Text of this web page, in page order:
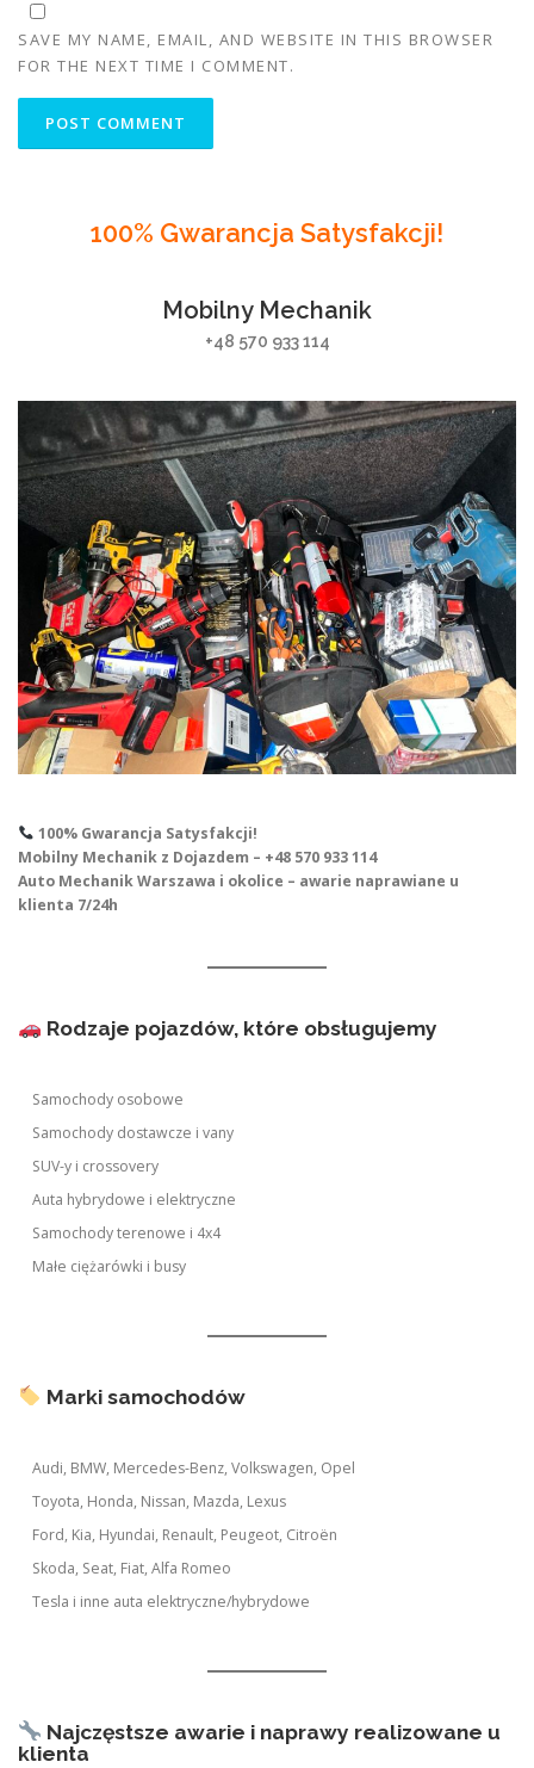
SAVE MY NAME, EMAIL, AND WEBSITE IN THIS BROWSER
FOR THE NEXT TIME I COMMENT.
100% Gwarancja Satysfakcji!
Mobilny Mechanik
+48 570 933 114
100% Gwarancja Satysfakcji!
Mobilny Mechanik z Dojazdem – +48 570 933 114
Auto Mechanik Warszawa i okolice – awarie naprawiane u
klienta 7/24h
Rodzaje pojazdów, które obsługujemy
Samochody osobowe
Samochody dostawcze i vany
SUV-y i crossovery
Auta hybrydowe i elektryczne
Samochody terenowe i 4x4
Małe ciężarówki i busy
Marki samochodów
Audi, BMW, Mercedes-Benz, Volkswagen, Opel
Toyota, Honda, Nissan, Mazda, Lexus
Ford, Kia, Hyundai, Renault, Peugeot, Citroën
Skoda, Seat, Fiat, Alfa Romeo
Tesla i inne auta elektryczne/hybrydowe
Najczęstsze awarie i naprawy realizowane u
klienta